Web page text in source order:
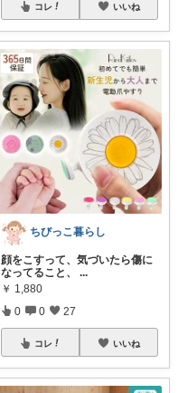
コレ いいね
ちびっこ暮らし
顔をこすって、気づいたら傷に
なってること、
...
￥ 1,880
0 0 27
コレ いいね